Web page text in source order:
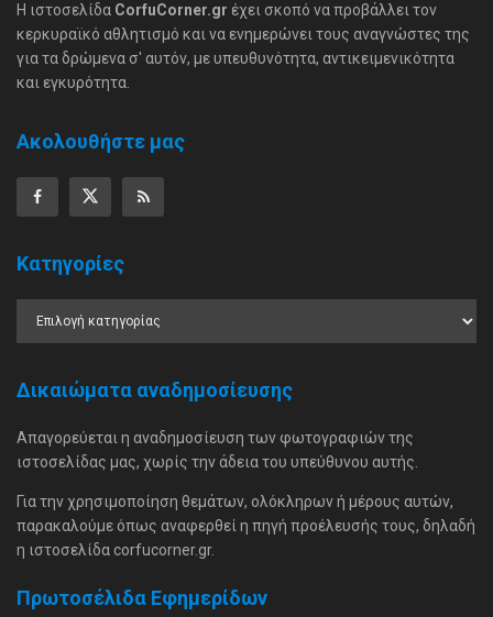
Η ιστοσελίδα CorfuCorner.gr έχει σκοπό να προβάλλει τον
κερκυραϊκό αθλητισμό και να ενημερώνει τους αναγνώστες της
για τα δρώμενα σ' αυτόν, με υπευθυνότητα, αντικειμενικότητα
και εγκυρότητα.
Ακολουθήστε μας
Κατηγορίες
Δικαιώματα αναδημοσίευσης
Απαγορεύεται η αναδημοσίευση των φωτογραφιών της
ιστοσελίδας μας, χωρίς την άδεια του υπεύθυνου αυτής.
Για την χρησιμοποίηση θεμάτων, ολόκληρων ή μέρους αυτών,
παρακαλούμε όπως αναφερθεί η πηγή προέλευσής τους, δηλαδή
η ιστοσελίδα corfucorner.gr.
Πρωτοσέλιδα Εφημερίδων